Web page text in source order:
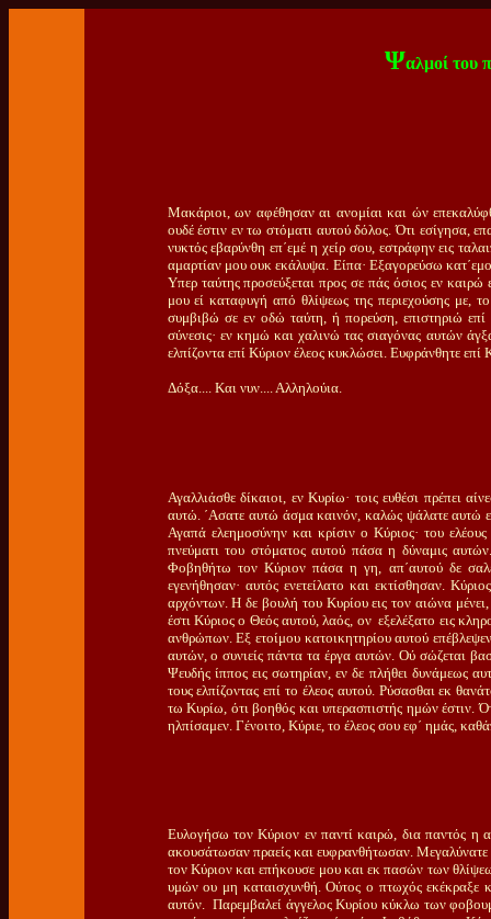
Ψαλμοί του
Μακάριοι, ων αφέθησαν αι ανομίαι και ών
ουδέ έστιν εν τω στόματι αυτού δόλος. Ότι εσίγησα,
νυκτός εβαρύνθη επ΄εμέ η χείρ σου, εστράφην εις
αμαρτίαν μου ουκ εκάλυψα. Είπα· Εξαγορεύσω
Υπερ ταύτης προσεύξεται προς σε πάς όσιος εν
μου εί καταφυγή από θλίψεως της περιεχούσης με,
συμβιβώ σε εν οδώ ταύτη, ή πορεύση, επιστηριώ
σύνεσις· εν κημώ και χαλινώ τας σιαγόνας αυτών
ελπίζοντα επί Κύριον έλεος κυκλώσει. Ευφράνθητε επί
Δόξα.... Και νυν.... Αλληλούια.
Αγαλλιάσθε δίκαιοι, εν Κυρίω· τοις ευθέσι πρέπει
αυτώ. ΄Ασατε αυτώ άσμα καινόν, καλώς ψάλατε αυτώ
Αγαπά ελεημοσύνην και κρίσιν ο Κύριος· του
πνεύματι του στόματος αυτού πάσα η δύναμις
Φοβηθήτω τον Κύριον πάσα η γη, απ΄αυτού δε
εγενήθησαν· αυτός ενετείλατο και εκτίσθησαν.
αρχόντων. Η δε βουλή του Κυρίου εις τον αιώνα
έστι Κύριος ο Θεός αυτού, λαός, ον εξελέξατο εις
ανθρώπων. Εξ ετοίμου κατοικητηρίου αυτού
αυτών, ο συνιείς πάντα τα έργα αυτών. Ού σώζεται
Ψευδής ίππος εις σωτηρίαν, εν δε πλήθει δυνάμεως
τους ελπίζοντας επί το έλεος αυτού. Ρύσασθαι εκ
τω Κυρίω, ότι βοηθός και υπερασπιστής ημών έστιν.
ηλπίσαμεν. Γένοιτο, Κύριε, το έλεος σου εφ΄ ημάς,
Ευλογήσω τον Κύριον εν παντί καιρώ, δια παντός η
ακουσάτωσαν πραείς και ευφρανθήτωσαν.
τον Κύριον και επήκουσε μου και εκ πασών των
υμών ου μη καταισχυνθή. Ούτος ο πτωχός εκέκραξε
αυτόν.
Παρεμβαλεί άγγελος Κυρίου κύκλω των